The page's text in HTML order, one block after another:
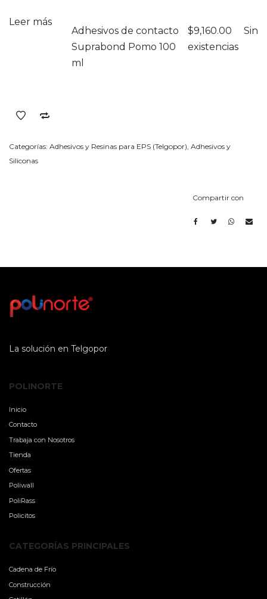
Leer más
Adhesivos de contacto
Suprabond Pomo 100
ml
$9,160.00
Sin
existencias
Categorías: Adhesivos y Resinas para EPS (Telgopor) Adhesivos y
Siliconas
Compartir con
La solución en Telgopor
POLINORTE
Inicio
Contacto
Trabaja con Nosotros
Tienda
Ofertas
Poliwall
PoliRass
Policitos
CATEGORÍAS PRINCIPALES
Cadena de Frío
Construcción